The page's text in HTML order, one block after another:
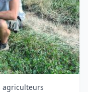
agriculteurs